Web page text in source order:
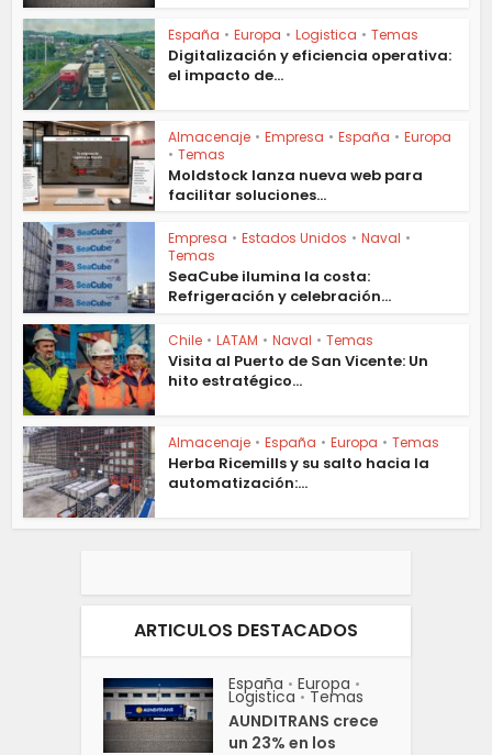
España • Europa • Logistica • Temas
Digitalización y eficiencia operativa:
el impacto de...
Almacenaje • Empresa • España • Europa
• Temas
Moldstock lanza nueva web para
facilitar soluciones...
Empresa • Estados Unidos • Naval •
Temas
SeaCube ilumina la costa:
Refrigeración y celebración...
Chile • LATAM • Naval • Temas
Visita al Puerto de San Vicente: Un
hito estratégico...
Almacenaje • España • Europa • Temas
Herba Ricemills y su salto hacia la
automatización:...
ARTICULOS DESTACADOS
España • Europa •
Logistica • Temas
AUNDITRANS crece
un 23% en los